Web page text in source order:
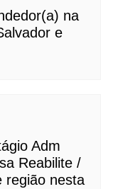
na
e
Adm
Reabilite /
região nesta